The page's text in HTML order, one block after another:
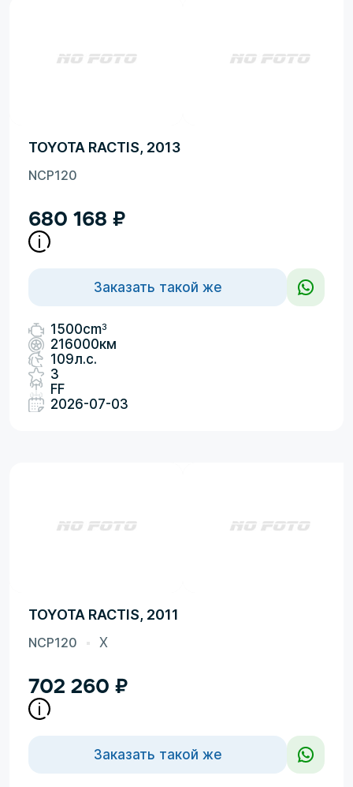
TOYOTA RACTIS, 2013
NCP120
680 168 ₽
Заказать такой же
1500cm3
216000км
109л.с.
3
FF
2026-07-03
TOYOTA RACTIS, 2011
NCP120 X
702 260 ₽
Заказать такой же